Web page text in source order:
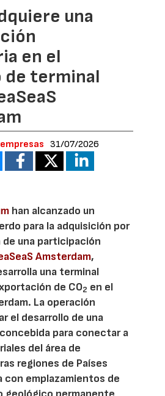
una
en el
terminal
31/07/2026
han alcanzado un
para la adquisición por
de una participación
Amsterdam,
una terminal
de CO2 en el
La operación
el desarrollo de una
para conectar a
del área de
regiones de Países
con emplazamientos de